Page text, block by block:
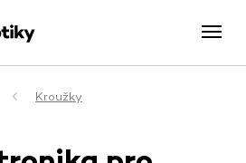
Kroužky